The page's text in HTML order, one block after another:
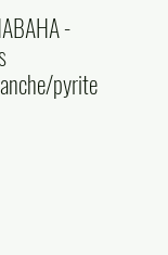
-
pyrite